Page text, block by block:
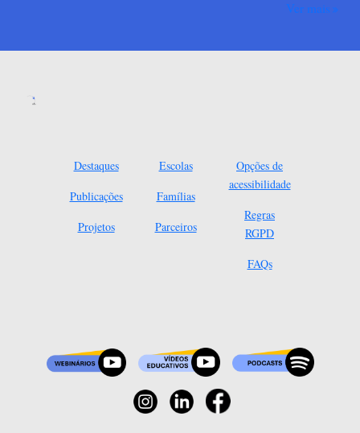
Ver mais
Destaques
Publicações
Projetos
Escolas
Famílias
Parceiros
Opções de
acessibilidade
Regras
RGPD
FAQs